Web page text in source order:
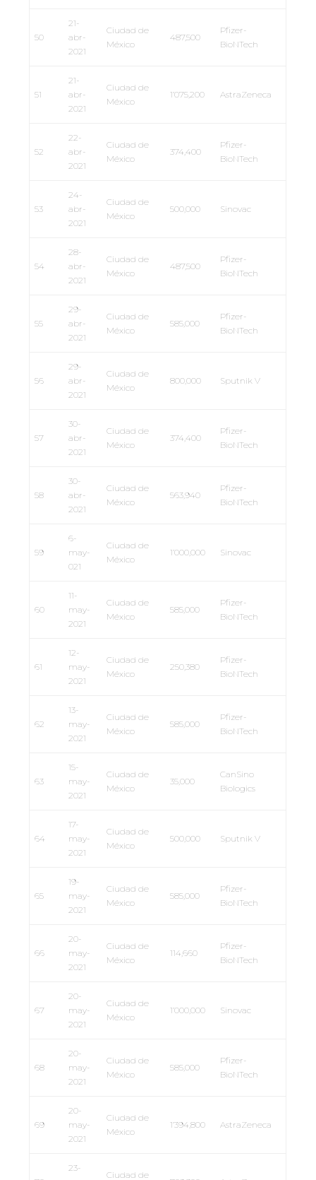
50
21-
abr-
2021
Ciudad de
México
487,500
Pfizer-
BioNTech
51
21-
abr-
2021
Ciudad de
México
1’075,200 AstraZeneca
52
22-
abr-
2021
Ciudad de
México
374,400
Pfizer-
BioNTech
53
24-
abr-
2021
Ciudad de
México
500,000 Sinovac
54
28-
abr-
2021
Ciudad de
México
487,500
Pfizer-
BioNTech
55
29-
abr-
2021
Ciudad de
México
585,000
Pfizer-
BioNTech
56
29-
abr-
2021
Ciudad de
México
800,000 Sputnik V
57
30-
abr-
2021
Ciudad de
México
374,400
Pfizer-
BioNTech
58
30-
abr-
2021
Ciudad de
México
563,940
Pfizer-
BioNTech
59
6-
may-
021
Ciudad de
México
1’000,000 Sinovac
60
11-
may-
2021
Ciudad de
México
585,000
Pfizer-
BioNTech
61
12-
may-
2021
Ciudad de
México
250,380
Pfizer-
BioNTech
62
13-
may-
2021
Ciudad de
México
585,000
Pfizer-
BioNTech
63
15-
may-
2021
Ciudad de
México
35,000
CanSino
Biologics
64
17-
may-
2021
Ciudad de
México
500,000 Sputnik V
65
19-
may-
2021
Ciudad de
México
585,000
Pfizer-
BioNTech
66
20-
may-
2021
Ciudad de
México
114,660
Pfizer-
BioNTech
67
20-
may-
2021
Ciudad de
México
1’000,000 Sinovac
68
20-
may-
2021
Ciudad de
México
585,000
Pfizer-
BioNTech
69
20-
may-
2021
Ciudad de
México
1’394,800 AstraZeneca
23-
Ciudad de